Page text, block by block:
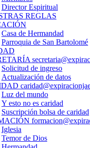
Director Espiritual
REGLAS
Casa de Hermandad
Parroquia de San Bartolomé
Solicitud de ingreso
Actualización de datos
Luz del mundo
Y esto no es caridad
Suscripción bolsa de caridad
Iglesia
Temor de Dios